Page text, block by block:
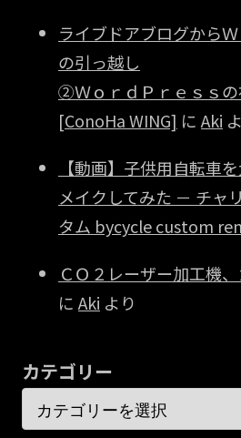
ライブドアブログから
の引っ越し
②ＷｏｒｄＰｒｅｓｓ
[ConoHa WING] に Aki
【動画】子供用自転車
メイクしてみた － チャ
タム bycycle custom
ＣＯ２レーザー加工機
に Aki より
カテゴリー